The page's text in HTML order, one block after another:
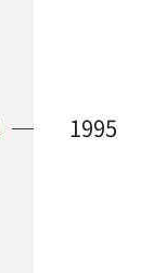
1995